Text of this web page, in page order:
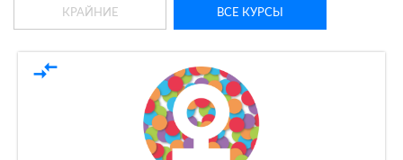
КРАЙНИЕ ВСЕ КУРСЫ
compare_arrows
По кол-ву учеников